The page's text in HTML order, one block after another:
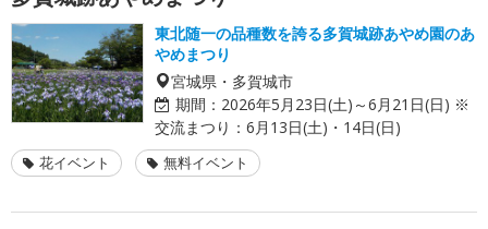
東北随一の品種数を誇る多賀城跡あやめ園のあ
やめまつり
宮城県・多賀城市
期間： 2026年5月23日(土)～6月21日(日) ※
交流まつり：6月13日(土)・14日(日)
花イベント 無料イベント